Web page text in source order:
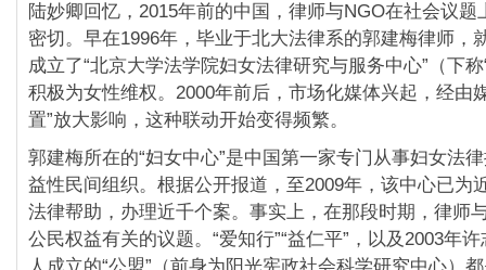
陆妙卿回忆，2015年前的中国，律师与NGO在社会议题
密切。早在1996年，毕业于北大法律系的郭建梅律师，
成立了“北京大学法学院妇女法律研究与服务中心”（下
积极为女性维权。2000年前后，市场化媒体兴起，经由
置”放大影响，这种联动开始变得频繁。
郭建梅所在的“妇女中心”是中国第一家专门从事妇女法
益性民间组织。根据公开报道，至2009年，该中心已为
法律帮助，办理近千个案。事实上，在那段时期，律师
公民权益有关的议题。“爱知行”“益仁平”，以及2003年